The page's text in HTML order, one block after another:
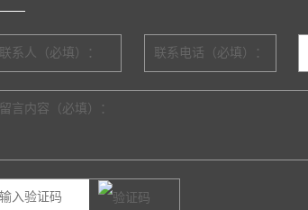
联系人（必填）： 联系电话（必填）：
留言内容（必填）：